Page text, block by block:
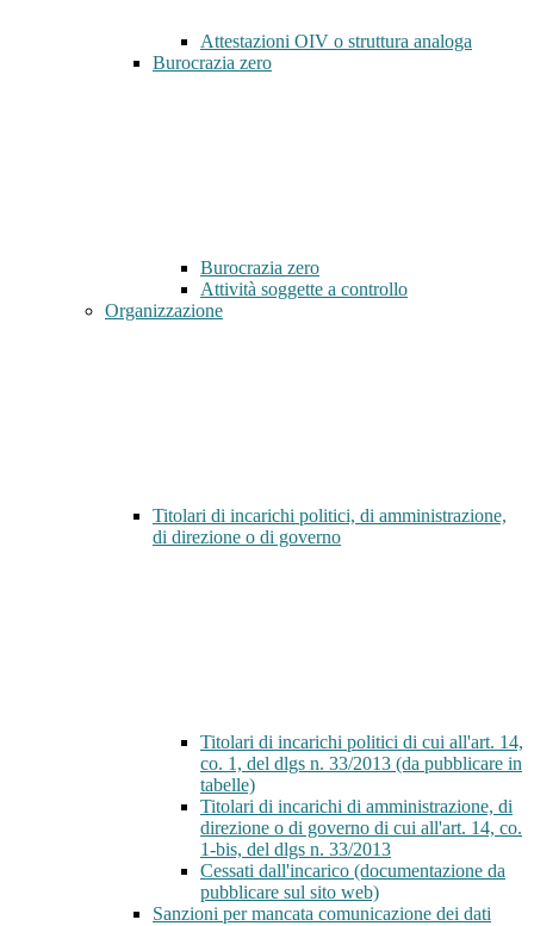
Attestazioni OIV o struttura analoga
Burocrazia zero
Burocrazia zero
Attività soggette a controllo
Organizzazione
Titolari di incarichi politici, di amministrazione,
di direzione o di governo
Titolari di incarichi politici di cui all'art. 14,
co. 1, del dlgs n. 33/2013 (da pubblicare in
tabelle)
Titolari di incarichi di amministrazione, di
direzione o di governo di cui all'art. 14, co.
1-bis, del dlgs n. 33/2013
Cessati dall'incarico (documentazione da
pubblicare sul sito web)
Sanzioni per mancata comunicazione dei dati